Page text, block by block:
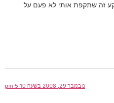
זה שתקפת אותי לא פעם על
נובמבר 29, 2008 בשעה 5:10 pm